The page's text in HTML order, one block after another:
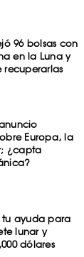
96 bolsas con
en la Luna y
recuperarlas
Europa, la
¿capta
tu ayuda para
lunar y
dólares